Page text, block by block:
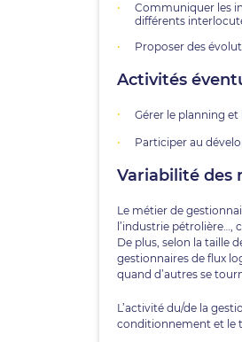
Communiquer les
différents
Proposer des
Activités
Gérer le planning
Participer au
Variabilité des
Le métier de
l’industrie pétrolière…,
De plus, selon la taille
gestionnaires de flux
quand d’autres se
L’activité du/de la
conditionnement et le